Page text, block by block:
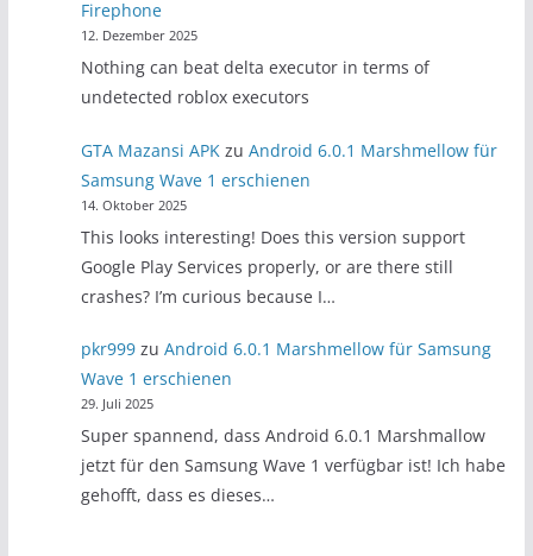
Firephone
12. Dezember 2025
Nothing can beat delta executor in terms of
undetected roblox executors
GTA Mazansi APK zuAndroid 6.0.1 Marshmellow für
Samsung Wave 1 erschienen
14. Oktober 2025
This looks interesting! Does this version support
Google Play Services properly, or are there still
crashes? I’m curious because I…
pkr999 zuAndroid 6.0.1 Marshmellow für Samsung
Wave 1 erschienen
29. Juli 2025
Super spannend, dass Android 6.0.1 Marshmallow
jetzt für den Samsung Wave 1 verfügbar ist! Ich habe
gehofft, dass es dieses…